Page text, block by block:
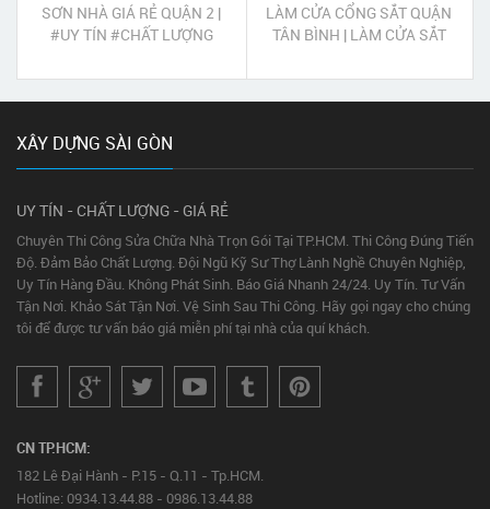
SƠN NHÀ GIÁ RẺ QUẬN 2 |
#UY TÍN #CHẤT LƯỢNG
LÀM CỬA CỔNG SẮT QUẬN
TÂN BÌNH | LÀM CỬA SẮT
XÂY DỰNG SÀI GÒN
UY TÍN - CHẤT LƯỢNG - GIÁ RẺ
Chuyên Thi Công Sửa Chữa Nhà Trọn Gói Tại TP.HCM. Thi Công Đúng Tiến
Độ. Đảm Bảo Chất Lượng. Đội Ngũ Kỹ Sư Thợ Lành Nghề Chuyên Nghiệp,
Uy Tín Hàng Đầu. Không Phát Sinh. Báo Giá Nhanh 24/24. Uy Tín. Tư Vấn
Tận Nơi. Khảo Sát Tận Nơi. Vệ Sinh Sau Thi Công. Hãy gọi ngay cho chúng
tôi để được tư vấn báo giá miễn phí tại nhà của quí khách.
CN TP.HCM:
182 Lê Đại Hành - P.15 - Q.11 - Tp.HCM.
Hotline: 0934.13.44.88 - 0986.13.44.88